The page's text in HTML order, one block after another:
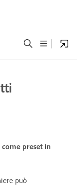
preset in
può